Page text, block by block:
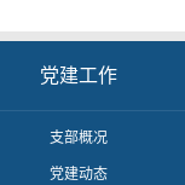
党建工作
支部概况
党建动态